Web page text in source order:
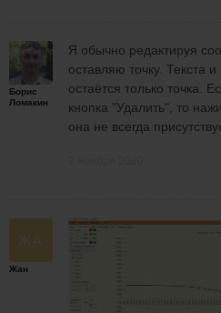
Борис
Ломакин
Я обычно редактируя
оставляю точку. Текста
остаётся только точка.
кнопка "Удалить", то
она не всегда
Жан